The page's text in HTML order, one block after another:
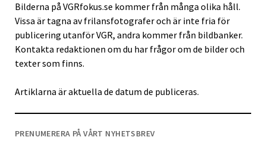
Bilderna på VGRfokus.se kommer från många olika håll.
Vissa är tagna av frilansfotografer och är inte fria för
publicering utanför VGR, andra kommer från bildbanker.
Kontakta redaktionen om du har frågor om de bilder och
texter som finns.
Artiklarna är aktuella de datum de publiceras.
PRENUMERERA PÅ VÅRT NYHETSBREV